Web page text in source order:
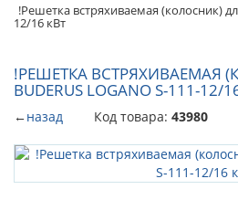
!Решетка встряхиваемая (колосник)
12/16 кВт
!РЕШЕТКА ВСТРЯХИВАЕМАЯ
BUDERUS LOGANO S-111-12/
←назад Код товара: 43980